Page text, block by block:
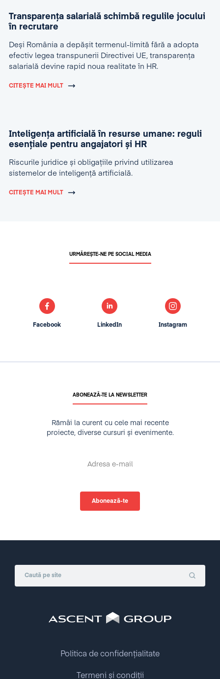
Transparența salarială schimbă regulile jocului
în recrutare
Deși România a depășit termenul-limită fără a adopta
efectiv legea transpunerii Directivei UE, transparența
salarială devine rapid noua realitate în HR.
CITEȘTE MAI MULT
Inteligența artificială în resurse umane: reguli
esențiale pentru angajatori și HR
Riscurile juridice și obligațiile privind utilizarea
sistemelor de inteligență artificială.
CITEȘTE MAI MULT
ABONEAZĂ-TE LA NEWSLETTER
Rămâi la curent cu cele mai recente
proiecte, diverse cursuri și evenimente.
URMĂREȘTE-NE PE SOCIAL MEDIA
Facebook LinkedIn Instagram
Politica de confidențialitate
Termeni și condiții